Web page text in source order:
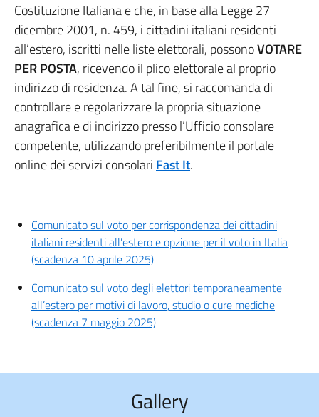
Costituzione Italiana e che, in base alla Legge 27
dicembre 2001, n. 459, i cittadini italiani residenti
all’estero, iscritti nelle liste elettorali, possonoVOTARE
PER POSTA, ricevendo il plico elettorale al proprio
indirizzo di residenza. A tal fine, si raccomanda di
controllare e regolarizzare la propria situazione
anagrafica e di indirizzo presso l’Ufficio consolare
competente, utilizzando preferibilmente il portale
online dei servizi consolari Fast It.
Comunicato sul voto per corrispondenza dei cittadini
italiani residenti all’estero e opzione per il voto in Italia
(scadenza 10 aprile 2025)
Comunicato sul voto degli elettori temporaneamente
all’estero per motivi di lavoro, studio o cure mediche
(scadenza 7 maggio 2025)
Gallery